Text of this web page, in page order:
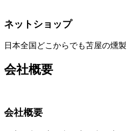
ネットショップ
日本全国どこからでも苫屋の燻
会社概要
会社概要